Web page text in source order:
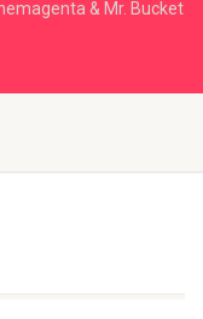
& Mr. Bucket